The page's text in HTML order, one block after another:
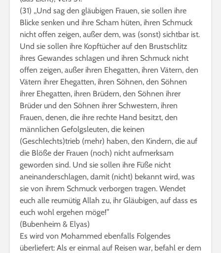
(31) ,,Und sag den gläubigen Frauen, sie sollen ihre
Blicke senken und ihre Scham hüten, ihren Schmuck
nicht offen zeigen, außer dem, was (sonst) sichtbar ist.
Und sie sollen ihre Kopftücher auf den Brustschlitz
ihres Gewandes schlagen und ihren Schmuck nicht
offen zeigen, außer ihren Ehegatten, ihren Vätern, den
Vätern ihrer Ehegatten, ihren Söhnen, den Söhnen
ihrer Ehegatten, ihren Brüdern, den Söhnen ihrer
Brüder und den Söhnen ihrer Schwestern, ihren
Frauen, denen, die ihre rechte Hand besitzt, den
männlichen Gefolgsleuten, die keinen
(Geschlechts)trieb (mehr) haben, den Kindern, die auf
die Blöße der Frauen (noch) nicht aufmerksam
geworden sind. Und sie sollen ihre Füße nicht
aneinanderschlagen, damit (nicht) bekannt wird, was
sie von ihrem Schmuck verborgen tragen. Wendet
euch alle reumütig Allah zu, ihr Gläubigen, auf dass es
euch wohl ergehen möge!”
(Bubenheim & Elyas)
Es wird von Mohammed ebenfalls Folgendes
überliefert: Als er einmal auf Reisen war, befahl er dem